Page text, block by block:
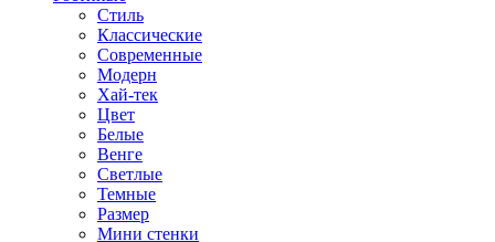
Стиль
Классические
Современные
Модерн
Хай-тек
Цвет
Белые
Венге
Светлые
Темные
Размер
Мини стенки